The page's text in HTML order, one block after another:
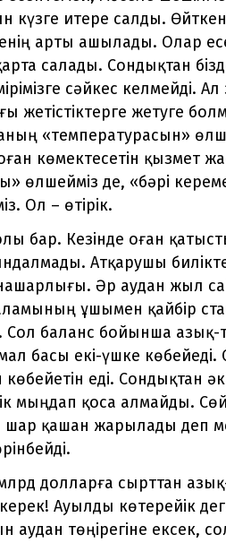
итере салды.
арты ашылады. Олар
салады. Сондықтан
сәйкес келмейді.
жетістіктерге жетуге
«температурасын»
көмектесетін қызмет
өлшейміз де, «бәрі
Ол – өтірік.
бар. Кезінде оған
Атқарушы
Әр аудан жыл
ұшымен қайбір
баланс бойынша азық-
басы екі-үшке
еді. Сондықтан
мыңдап қоса алмайды.
қашан жарылады деп
долларға сырттан
Ауылды көтерейік
аудан төңірегіне ексек,